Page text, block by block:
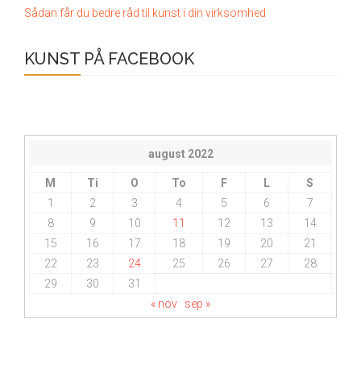
Sådan får du bedre råd til kunst i din virksomhed
KUNST PÅ FACEBOOK
august 2022
M Ti O To F L
S
1
2 3 4 5 6
7
8
9 10 11 12 13
14
15
16 17 18 19 20
21
22
23 24 25 26 27
28
29
30
31
« nov
sep »